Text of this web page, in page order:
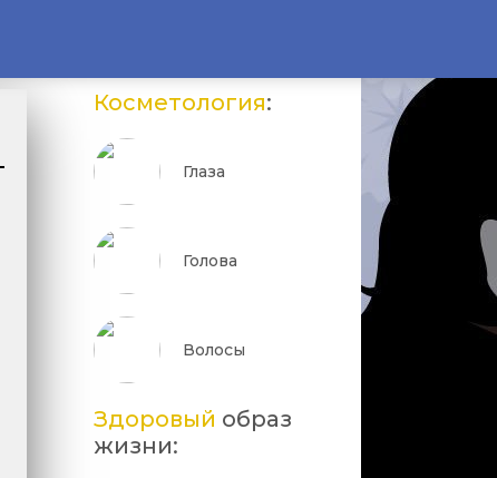
Косметология:
Глаза
Голова
Волосы
Здоровый образ
жизни: